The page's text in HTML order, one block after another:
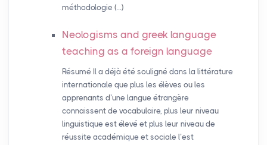
méthodologie (…)
Neologisms and greek language
teaching as a foreign language
Résumé Il a déjà été souligné dans la littérature
internationale que plus les élèves ou les
apprenants d’une langue étrangère
connaissent de vocabulaire, plus leur niveau
linguistique est élevé et plus leur niveau de
réussite académique et sociale l’est